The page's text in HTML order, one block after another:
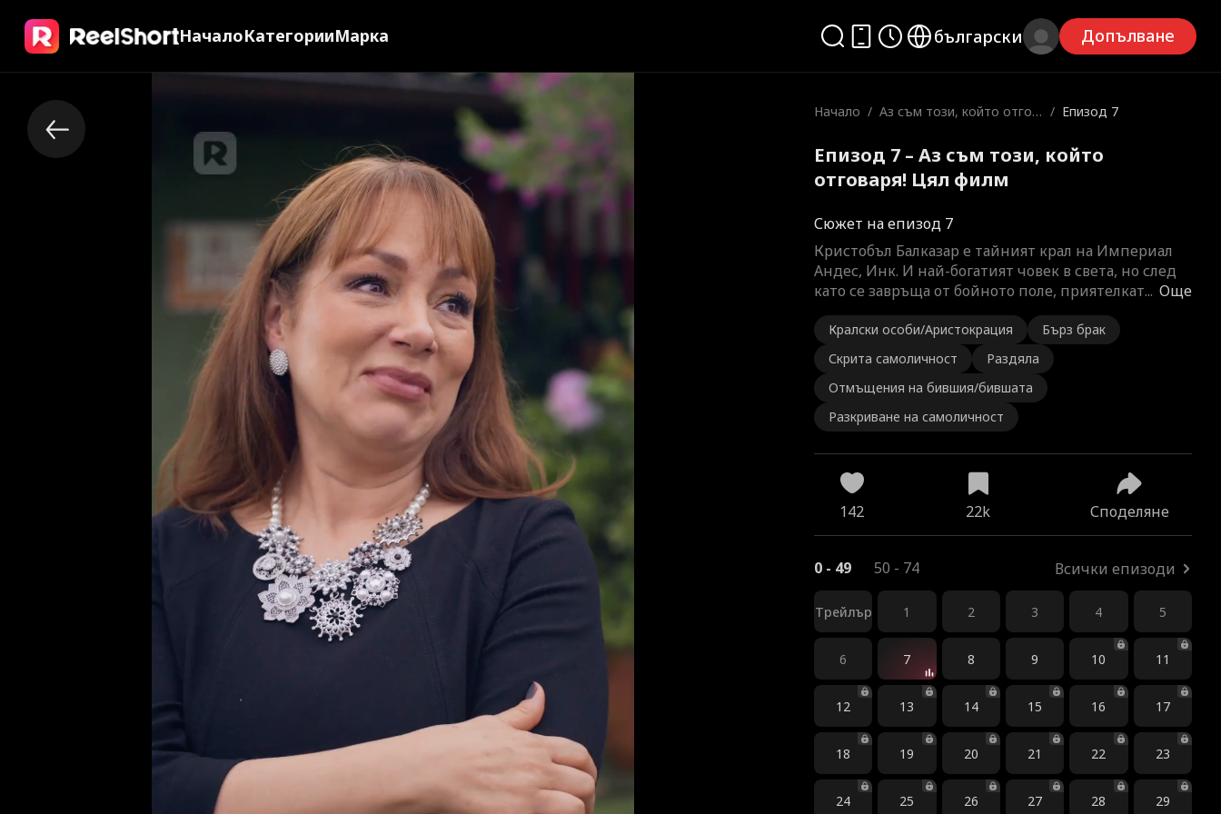
НачалоКатегорииМарка български Допълване
Начало / Аз съм този, който отгов
/ Епизод 7
Епизод 7 – Аз съм този, който
отговаря! Цял филм
Сюжет на епизод 7
Още
Кристобъл Балказар е тайният крал на Империал
Андес, Инк. И най-богатият човек в света, но след
като се завръща от бойнотo поле, приятелкат...
Кралски особи/Аристокрация
Бърз брак
Скрита самоличност
Раздяла
Отмъщения на бившия/бившата
Разкриване на самоличност
142 22k Споделяне
0 - 49 50 - 74 Всички епизоди
Трейлър 1 2 3 4 5
6 7 8 9 10 11
12 13 14 15 16 17
18 19 20 21 22 23
24 25 26 27 28 29